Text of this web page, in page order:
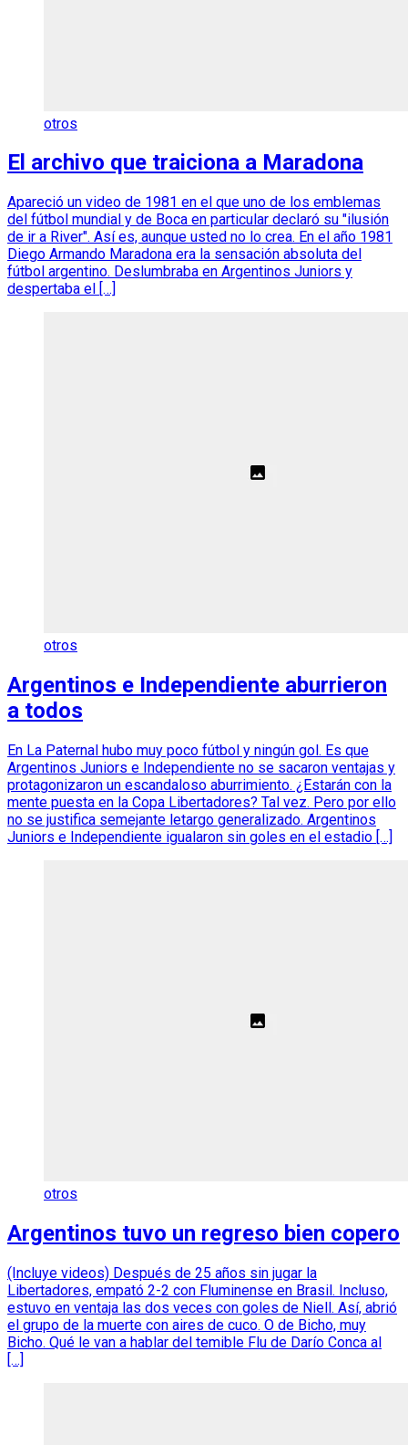
otros
El archivo que traiciona a Maradona
Apareció un video de 1981 en el que uno de los emblemas
del fútbol mundial y de Boca en particular declaró su "ilusión
de ir a River". Así es, aunque usted no lo crea. En el año 1981
Diego Armando Maradona era la sensación absoluta del
fútbol argentino. Deslumbraba en Argentinos Juniors y
despertaba el […]
otros
Argentinos e Independiente aburrieron
a todos
En La Paternal hubo muy poco fútbol y ningún gol. Es que
Argentinos Juniors e Independiente no se sacaron ventajas y
protagonizaron un escandaloso aburrimiento. ¿Estarán con la
mente puesta en la Copa Libertadores? Tal vez. Pero por ello
no se justifica semejante letargo generalizado. Argentinos
Juniors e Independiente igualaron sin goles en el estadio […]
otros
Argentinos tuvo un regreso bien copero
(Incluye videos) Después de 25 años sin jugar la
Libertadores, empató 2-2 con Fluminense en Brasil. Incluso,
estuvo en ventaja las dos veces con goles de Niell. Así, abrió
el grupo de la muerte con aires de cuco. O de Bicho, muy
Bicho. Qué le van a hablar del temible Flu de Darío Conca al
[…]